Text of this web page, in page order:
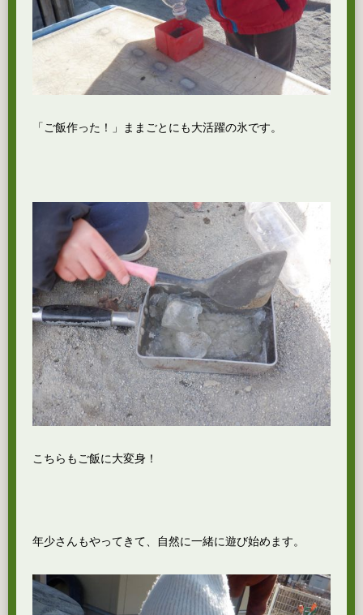
「ご飯作った！」ままごとにも大活躍の氷です。
こちらもご飯に大変身！
年少さんもやってきて、自然に一緒に遊び始めます。